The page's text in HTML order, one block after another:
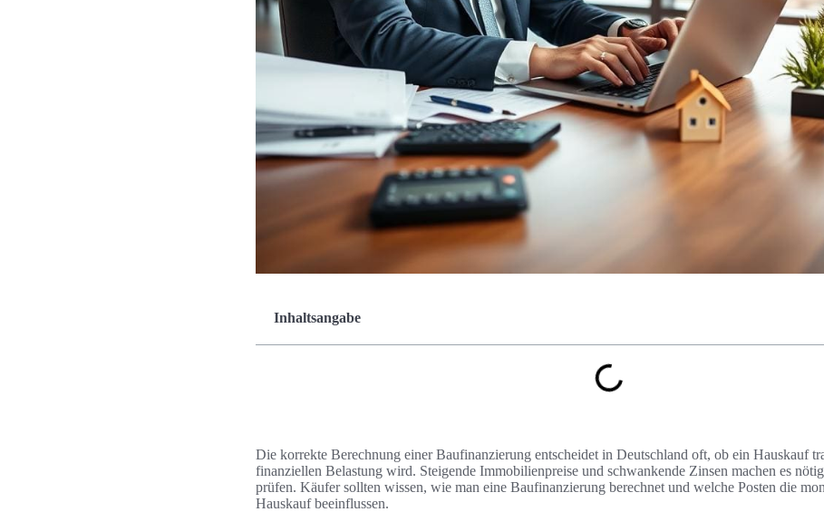
Inhaltsangabe
Die korrekte Berechnung einer Baufinanzierung entscheidet in Deutschland oft, ob ein Hauskauf
finanziellen Belastung wird. Steigende Immobilienpreise und schwankende Zinsen machen es
prüfen. Käufer sollten wissen, wie man eine Baufinanzierung berechnet und welche Posten die
Hauskauf beeinflussen.